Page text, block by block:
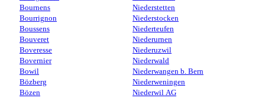
Bournens
Bourrignon
Boussens
Bouveret
Boveresse
Bovernier
Bowil
Bözberg
Bözen
Niederstetten
Niederstocken
Niederteufen
Niederurnen
Niederuzwil
Niederwald
Niederwangen b. Bern
Niederweningen
Niederwil AG